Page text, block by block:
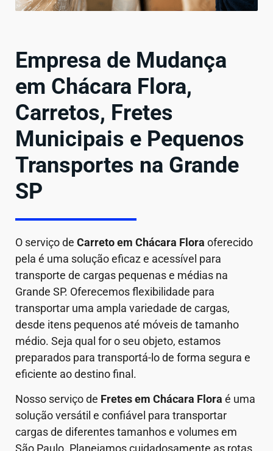
Empresa de Mudança
em Chácara Flora,
Carretos, Fretes
Municipais e Pequenos
Transportes na Grande
SP
O serviço de Carreto em Chácara Flora oferecido
pela é uma solução eficaz e acessível para
transporte de cargas pequenas e médias na
Grande SP. Oferecemos flexibilidade para
transportar uma ampla variedade de cargas,
desde itens pequenos até móveis de tamanho
médio. Seja qual for o seu objeto, estamos
preparados para transportá-lo de forma segura e
eficiente ao destino final.
Nosso serviço de Fretes em Chácara Flora é uma
solução versátil e confiável para transportar
cargas de diferentes tamanhos e volumes em